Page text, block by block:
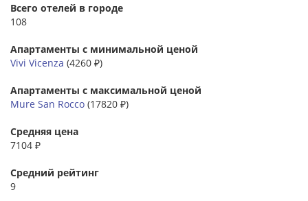
Всего отелей в городе
108
Апартаменты с минимальной ценой
Vivi Vicenza (4260 ₽)
Апартаменты с максимальной ценой
Mure San Rocco (17820 ₽)
Средняя цена
7104 ₽
Средний рейтинг
9